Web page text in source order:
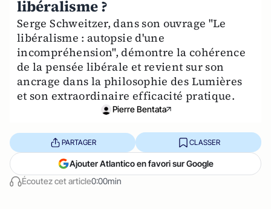
libéralisme ?
Serge Schweitzer, dans son ouvrage "Le
libéralisme : autopsie d'une
incompréhension", démontre la cohérence
de la pensée libérale et revient sur son
ancrage dans la philosophie des Lumières
et son extraordinaire efficacité pratique.
Pierre Bentata
Écoutez cet article0:00min
PARTAGER CLASSER
Ajouter Atlantico en favori sur Google